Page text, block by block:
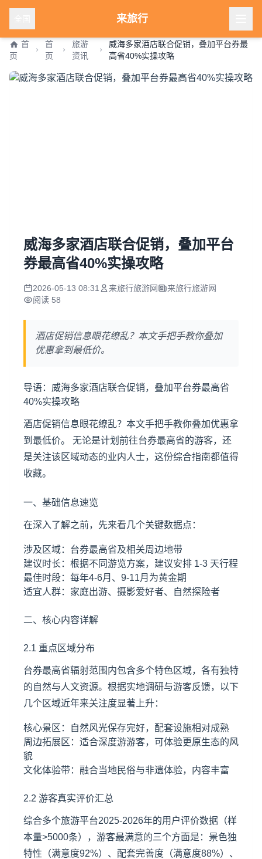
来旅行
首
页
首
页
旅游
资讯
威海多家酒店联合促销，叠加平台券最
高省40%实操攻略
威海多家酒店联合促销，叠加平台
券最高省40%实操攻略
2026-05-13 08:31 来旅行旅游网
来旅行旅游网
阅读 58
酒店促销信息眼花缭乱？本文手把手教你叠加
优惠拿到最低价。
导语：威海多家酒店联合促销，叠加平台券最高省
40%实操攻略
酒店促销信息眼花缭乱？本文手把手教你叠加优惠拿
到最低价。 无论是计划前往台券最高省的游客，还
是关注该区域动态的业内人士，这份综合指南都值得
收藏。
一、基础信息速览
在深入了解之前，先来看几个关键数据点：
涉及区域：台券最高省及相关周边地带
建议时长：根据不同游览方案，建议安排 1-3 天行程
最佳时段：每年4-6月、9-11月为黄金期
适宜人群：家庭出游、摄影爱好者、自然探险者
二、核心内容详解
2.1 重点区域分布
台券最高省辐射范围内包含多个特色区域，各有独特
的自然与人文资源。根据实地调研与游客反馈，以下
几个区域近年来关注度显著上升：
核心景区：自然风光保存完好，配套设施相对成熟
周边拓展区：适合深度游游客，可体验更原生态的风
貌
文化体验带：融合当地民俗与非遗体验，内容丰富
2.2 游客真实评价汇总
综合多个旅游平台2025-2026年的用户评价数据（样
本量>5000条），游客最满意的三个方面是：景色独
特性（满意度92%）、配套完善度（满意度88%）、